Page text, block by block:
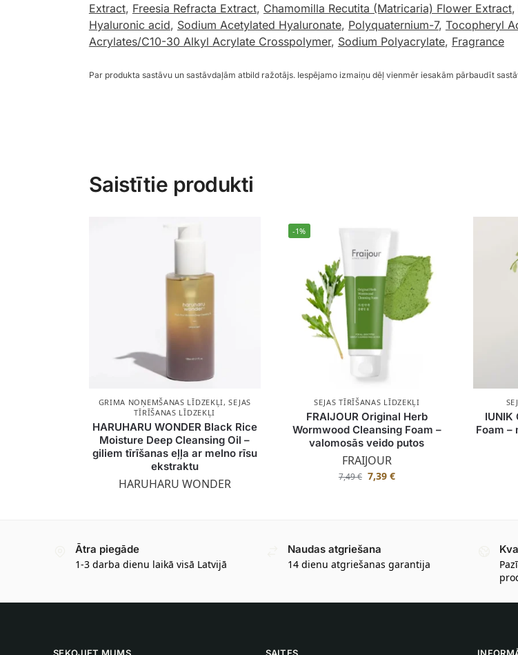
Extract, Freesia Refracta Extract, Chamomilla Recutita (Matricaria) Flower Extract,
Hyaluronic acid, Sodium Acetylated Hyaluronate, Polyquaternium-7, Tocopheryl
Acrylates/C10-30 Alkyl Acrylate Crosspolymer, Sodium Polyacrylate, Fragrance
Par produkta sastāvu un sastāvdaļām atbild ražotājs. Iespējamo izmaiņu dēļ vienmēr iesakām pārbaudīt
Saistītie produkti
GRIMA NOŅEMŠANAS LĪDZEKĻI,SEJAS
TĪRĪŠANAS LĪDZEKĻI
HARUHARU WONDER Black Rice
Moisture Deep Cleansing Oil –
giliem tīrīšanas eļļa ar melno rīsu
ekstraktu
HARUHARU WONDER
-1%
SEJAS TĪRĪŠANAS LĪDZEKĻI
FRAIJOUR Original Herb
Wormwood Cleansing Foam –
valomosās veido putos
FRAIJOUR
7,49€ 7,39 €
IUNIK
Foam –
Ātra piegāde
1-3 darba dienu laikā visā Latvijā
Naudas atgriešana
14 dienu atgriešanas garantija